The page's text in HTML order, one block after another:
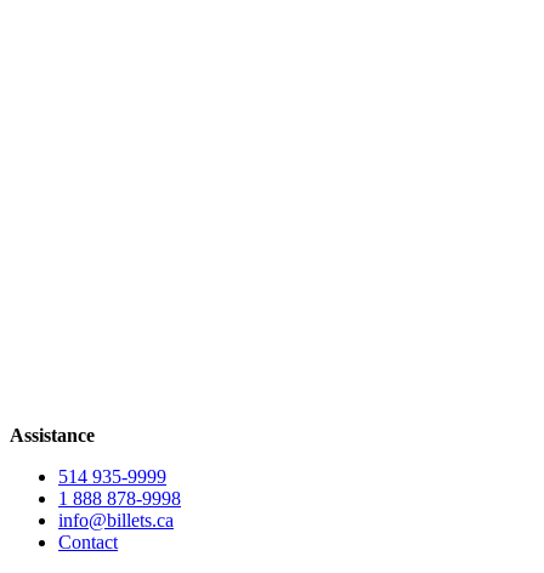
Assistance
514 935-9999
1 888 878-9998
info@billets.ca
Contact